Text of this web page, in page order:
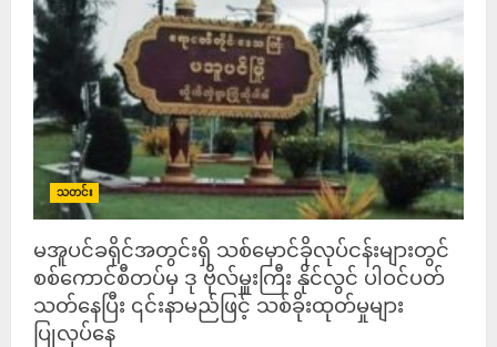
သတင်း
မအူပင်ခရိုင်အတွင်းရှိ သစ်မှောင်ခိုလုပ်ငန်းများတွင်
စစ်ကောင်စီတပ်မှ ဒု ဗိုလ်မှူးကြီး နိုင်လွင် ပါဝင်ပတ်
သတ်နေပြီး ၎င်းနာမည်ဖြင့် သစ်ခိုးထုတ်မှုများ
ပြုလုပ်နေ